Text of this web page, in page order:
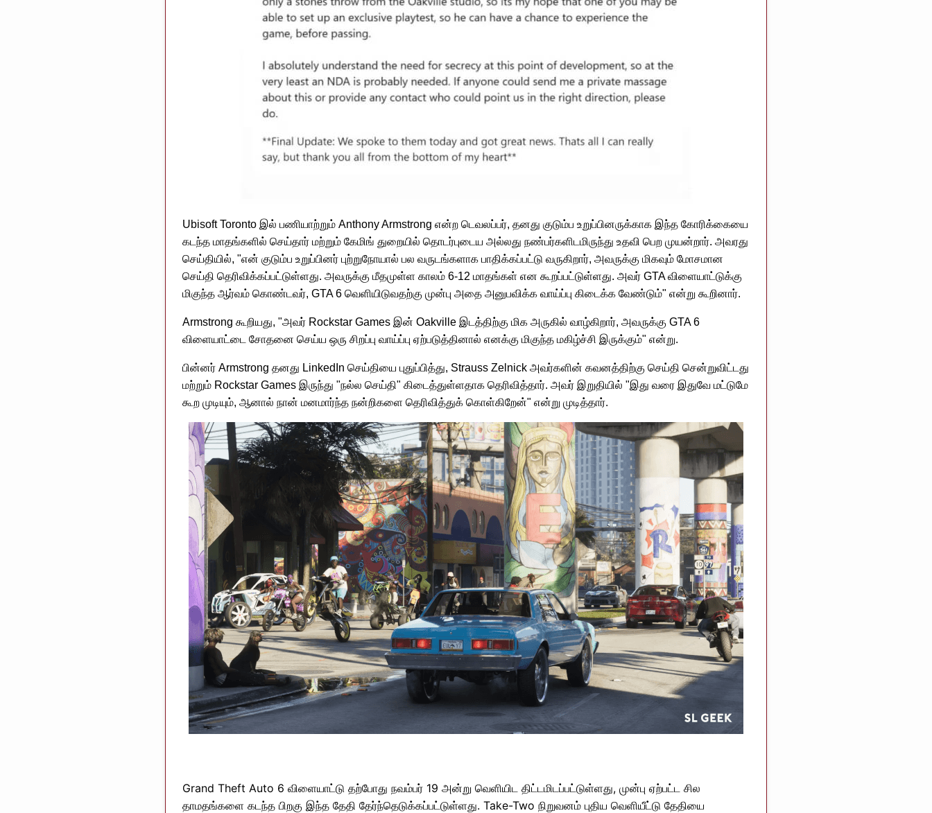
Ubisoft Toronto இல் பணியாற்றும் Anthony Armstrong என்ற டெவலப்பர், தனது குடும்ப உறுப்பினருக்காக இந்த கோரிக்கையை
கடந்த மாதங்களில் செய்தார் மற்றும் கேமிங் துறையில் தொடர்புடைய அல்லது நண்பர்களிடமிருந்து உதவி பெற முயன்றார். அவரது
செய்தியில், "என் குடும்ப உறுப்பினர் புற்றுநோயால் பல வருடங்களாக பாதிக்கப்பட்டு வருகிறார், அவருக்கு மிகவும் மோசமான
செய்தி தெரிவிக்கப்பட்டுள்ளது. அவருக்கு மீதமுள்ள காலம் 6-12 மாதங்கள் என கூறப்பட்டுள்ளது. அவர் GTA விளையாட்டுக்கு
மிகுந்த ஆர்வம் கொண்டவர், GTA 6 வெளியிடுவதற்கு முன்பு அதை அனுபவிக்க வாய்ப்பு கிடைக்க வேண்டும்" என்று கூறினார்.
Armstrong கூறியது, "அவர் Rockstar Games இன் Oakville இடத்திற்கு மிக அருகில் வாழ்கிறார், அவருக்கு GTA 6
விளையாட்டை சோதனை செய்ய ஒரு சிறப்பு வாய்ப்பு ஏற்படுத்தினால் எனக்கு மிகுந்த மகிழ்ச்சி இருக்கும்" என்று.
பின்னர் Armstrong தனது LinkedIn செய்தியை புதுப்பித்து, Strauss Zelnick அவர்களின் கவனத்திற்கு செய்தி சென்றுவிட்டது
மற்றும் Rockstar Games இருந்து "நல்ல செய்தி" கிடைத்துள்ளதாக தெரிவித்தார். அவர் இறுதியில் "இது வரை இதுவே மட்டுமே
கூற முடியும், ஆனால் நான் மனமார்ந்த நன்றிகளை தெரிவித்துக் கொள்கிறேன்" என்று முடித்தார்.
Grand Theft Auto 6 விளையாட்டு தற்போது நவம்பர் 19 அன்று வெளியிட திட்டமிடப்பட்டுள்ளது, முன்பு ஏற்பட்ட சில
தாமதங்களை கடந்த பிறகு இந்த தேதி தேர்ந்தெடுக்கப்பட்டுள்ளது. Take-Two நிறுவனம் புதிய வெளியீட்டு தேதியை